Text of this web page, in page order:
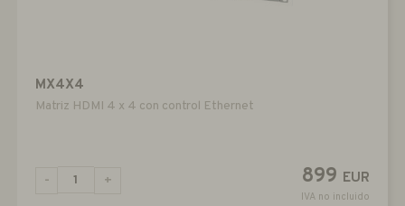
MX4X4
Matriz HDMI 4 x 4 con control Ethernet
899 EUR
IVA no incluido
- +